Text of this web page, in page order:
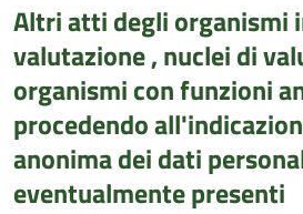
Altri atti degli organismi
valutazione , nuclei di
organismi con funzioni
procedendo
anonima dei dati
eventualmente presenti